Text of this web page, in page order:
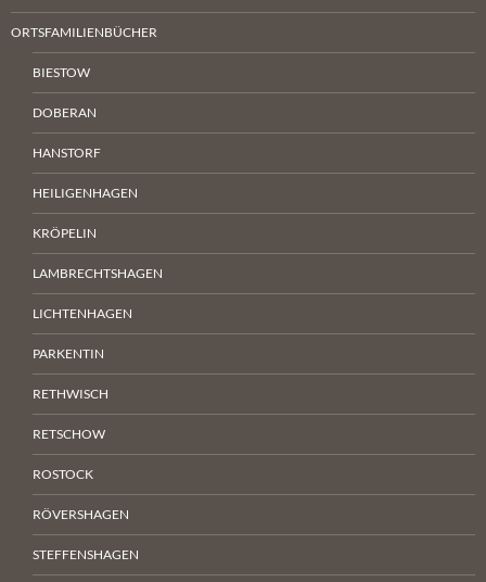
ORTSFAMILIENBÜCHER
BIESTOW
DOBERAN
HANSTORF
HEILIGENHAGEN
KRÖPELIN
LAMBRECHTSHAGEN
LICHTENHAGEN
PARKENTIN
RETHWISCH
RETSCHOW
ROSTOCK
RÖVERSHAGEN
STEFFENSHAGEN